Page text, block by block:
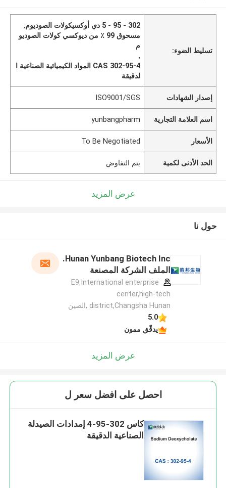
تسليط الضوء:
302 - 95 - 5 دي أوكسيكولات الصوديوم
,
مسحوق 99 ٪ من ديوكسي كولات الصوديو
م
,
CAS 302-95-4 المواد الكيميائية الصناعية ا
لدقيقة
إصدار الشهادات ISO9001/SGS
اسم العلامة التجارية yunbangpharm
الأسعار To Be Negotiated
الحد الأدنى لكمية يتم التفاوض
عرض المزيد
حول نا
Hunan Yunbang Biotech Inc.
الملف الشركة المصنعة
E9,International enterprise
center,high-tech
district,Changsha Hunan ,الصين
5.0
يدقّق ممون
عرض المزيد
احصل على افضل سعر ل
كاس 302-95-4 إمدادات الصيدلة
الصناعية الدقيقة